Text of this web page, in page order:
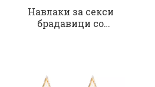
Навлаки за секси
брадавици со